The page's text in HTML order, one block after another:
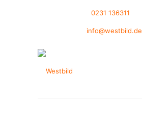
0231 136311
info@westbild.de